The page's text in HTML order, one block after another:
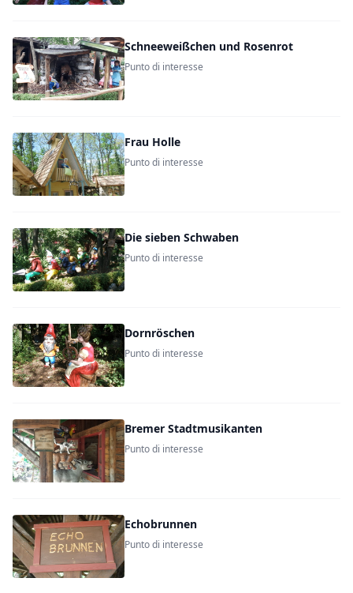
Schneeweißchen und Rosenrot
Punto di interesse
Frau Holle
Punto di interesse
Die sieben Schwaben
Punto di interesse
Dornröschen
Punto di interesse
Bremer Stadtmusikanten
Punto di interesse
Echobrunnen
Punto di interesse